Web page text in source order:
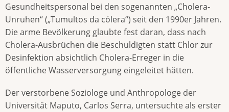
Gesundheitspersonal bei den sogenannten „Cholera-
Unruhen“ („Tumultos da cólera“) seit den 1990er Jahren.
Die arme Bevölkerung glaubte fest daran, dass nach
Cholera-Ausbrüchen die Beschuldigten statt Chlor zur
Desinfektion absichtlich Cholera-Erreger in die
öffentliche Wasserversorgung eingeleitet hätten.
Der verstorbene Soziologe und Anthropologe der
Universität Maputo, Carlos Serra, untersuchte als erster